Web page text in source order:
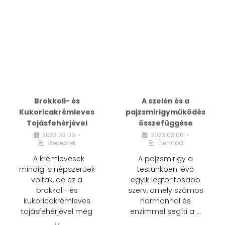
Brokkoli- és
Kukoricakrémleves
Tojásfehérjével
2023.03.06. •
Receptek
A krémlevesek
mindig is népszerűek
voltak, de ez a
brokkoli- és
kukoricakrémleves
tojásfehérjével még
…
A szelén és a
pajzsmirigyműködés
összefüggése
2023.03.06. •
Életmód
A pajzsmirigy a
testünkben lévő
egyik legfontosabb
szerv, amely számos
hormonnal és
enzimmel segíti a …